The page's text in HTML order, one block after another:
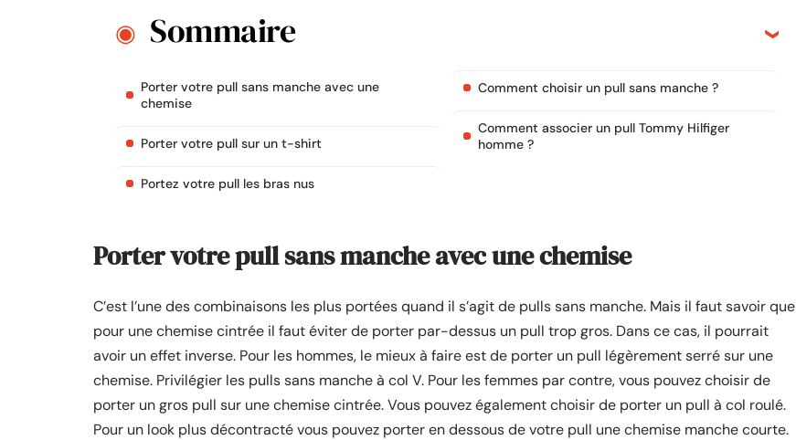
Sommaire
Porter votre pull sans manche avec une
chemise
Porter votre pull sur un t-shirt
Portez votre pull les bras nus
Comment choisir un pull sans manche ?
Comment associer un pull Tommy Hilfiger
homme ?
Porter votre pull sans manche avec une chemise
C’est l’une des combinaisons les plus portées quand il s’agit de pulls sans manche. Mais il faut savoir que
pour une chemise cintrée il faut éviter de porter par-dessus un pull trop gros. Dans ce cas, il pourrait
avoir un effet inverse. Pour les hommes, le mieux à faire est de porter un pull légèrement serré sur une
chemise. Privilégier les pulls sans manche à col V. Pour les femmes par contre, vous pouvez choisir de
porter un gros pull sur une chemise cintrée. Vous pouvez également choisir de porter un pull à col roulé.
Pour un look plus décontracté vous pouvez porter en dessous de votre pull une chemise manche courte.